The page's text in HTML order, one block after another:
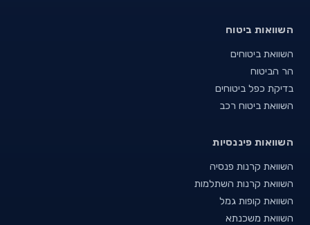
השוואות ביטוח
השוואת ביטוחים
הר הביטוח
בדיקת כפל ביטוחים
השוואת ביטוח רכב
השוואות פיננסיות
השוואת קרנות פנסיה
השוואת קרנות השתלמות
השוואת קופות גמל
השוואת משכנתא